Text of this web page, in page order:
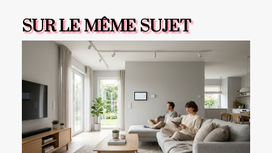
SUR LE MÊME SUJET